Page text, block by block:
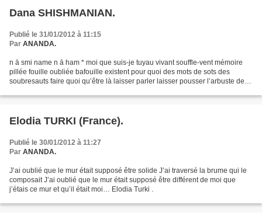
Dana SHISHMANIAN.
Publié le 31/01/2012 à 11:15
Par ANANDA.
n ā smi name n ā ham * moi que suis-je tuyau vivant souffle-vent mémoire
pillée fouille oubliée bafouille existent pour quoi des mots de sots des
soubresauts faire quoi qu’être là laisser parler laisser pousser l’arbuste de
Elodia TURKI (France).
Publié le 30/01/2012 à 11:27
Par ANANDA.
J’ai oublié que le mur était supposé être solide J’ai traversé la brume qui le
composait J’ai oublié que le mur était supposé être différent de moi que
j’étais ce mur et qu’il était moi… Elodia Turki .